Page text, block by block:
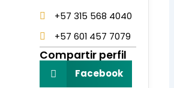
+57 315 568 4040
+57 601 457 7079
Compartir perfil
Facebook